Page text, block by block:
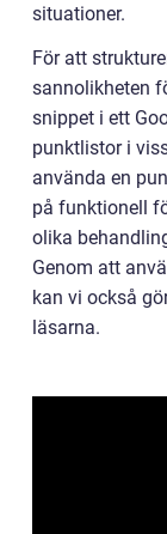
situationer.
För att
sannolikheten
snippet i ett
punktlistor i
använda en
på funktionell
olika
Genom att
kan vi också
läsarna.